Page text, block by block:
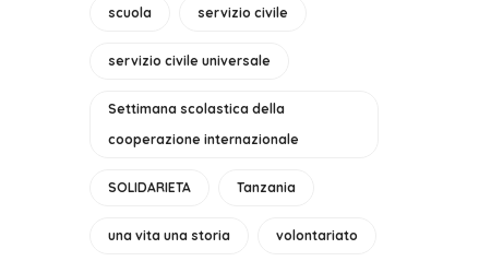
scuola servizio civile
servizio civile universale
Settimana scolastica della
cooperazione internazionale
SOLIDARIETA Tanzania
una vita una storia volontariato